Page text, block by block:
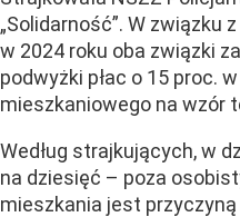
„Solidarność”. W związku
w 2024 roku oba związki
podwyżki płac o 15 proc.
mieszkaniowego na wzór
Według strajkujących, w
na dziesięć – poza
mieszkania jest